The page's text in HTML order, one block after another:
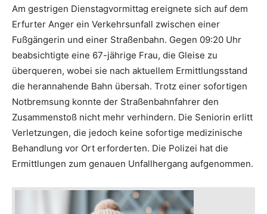
Am gestrigen Dienstagvormittag ereignete sich auf dem
Erfurter Anger ein Verkehrsunfall zwischen einer
Fußgängerin und einer Straßenbahn. Gegen 09:20 Uhr
beabsichtigte eine 67-jährige Frau, die Gleise zu
überqueren, wobei sie nach aktuellem Ermittlungsstand
die herannahende Bahn übersah. Trotz einer sofortigen
Notbremsung konnte der Straßenbahnfahrer den
Zusammenstoß nicht mehr verhindern. Die Seniorin erlitt
Verletzungen, die jedoch keine sofortige medizinische
Behandlung vor Ort erforderten. Die Polizei hat die
Ermittlungen zum genauen Unfallhergang aufgenommen.